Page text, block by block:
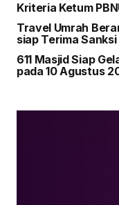
Kriteria Ketum
Travel Umrah
siap Terima Sanksi
611 Masjid Siap
pada 10 Agustus